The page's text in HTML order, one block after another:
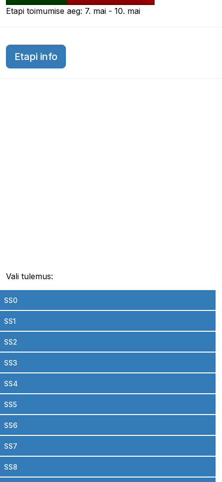
Etapi toimumise aeg: 7. mai - 10. mai
Etapi info
Vali tulemus:
SS0
SS1
SS2
SS3
SS4
SS5
SS6
SS7
SS8